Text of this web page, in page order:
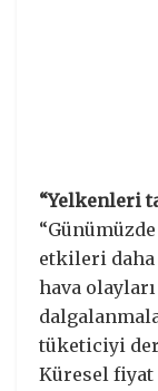
“Yelkenleri
etkileri
hava
tüketiciyi
Küresel fiyat